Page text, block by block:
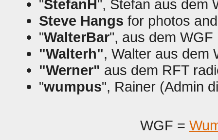
"StefanH", Stefan aus dem
Steve Hangs for photos
"WalterBar", aus dem WGF
"Walterh", Walter aus dem
"Werner" aus dem RFT
"wumpus", Rainer (Admin
WGF =